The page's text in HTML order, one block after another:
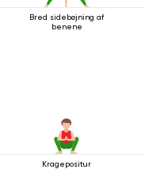
Bred sidebøjning af
benene
Kragepositur